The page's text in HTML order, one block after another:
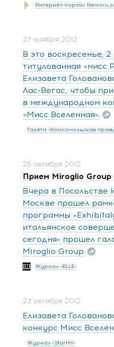
Интернет-портал
27 ноября 2012
В это воскресенье, 2
титулованная «мисс
Елизавета
Лас-Вегас, чтобы
в международном
«Мисс Вселенная».
Газета «Комсомольская
26 октября 2012
Прием Miroglio Group
Вчера в Посольстве
Москве прошел
программы
итальянское
сегодня» прошел
Miroglio Group.
Журнал «ELLE»
23 октября 2012
Елизавета
конкурс Мисс
Журнал «StarHit»